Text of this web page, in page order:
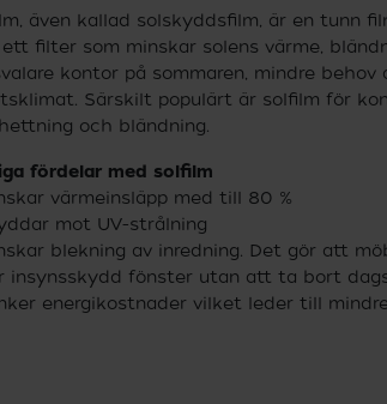
även kallad solskyddsfilm, är en tunn
ett filter som minskar solens värme,
kontor på sommaren, mindre
Särskilt populärt är solfilm för
och bländning.
fördelar med solfilm
värmeinsläpp med till 80 %
mot UV-strålning
blekning av inredning. Det gör att
insynsskydd fönster utan att ta bort
energikostnader vilket leder till